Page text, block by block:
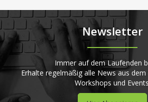
Newsletter
Immer auf dem Laufenden
Erhalte regelmäßig alle News aus dem
Workshops und